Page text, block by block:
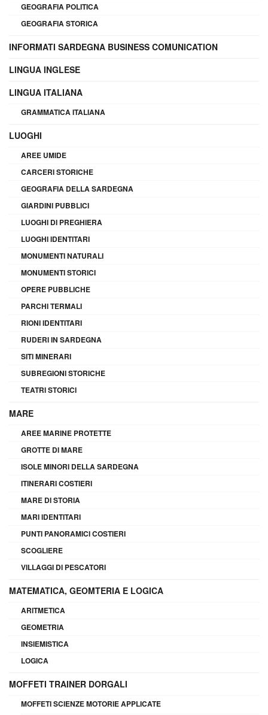
GEOGRAFIA POLITICA
GEOGRAFIA STORICA
INFORMATI SARDEGNA BUSINESS COMUNICATION
LINGUA INGLESE
LINGUA ITALIANA
GRAMMATICA ITALIANA
LUOGHI
AREE UMIDE
CARCERI STORICHE
GEOGRAFIA DELLA SARDEGNA
GIARDINI PUBBLICI
LUOGHI DI PREGHIERA
LUOGHI IDENTITARI
MONUMENTI NATURALI
MONUMENTI STORICI
OPERE PUBBLICHE
PARCHI TERMALI
RIONI IDENTITARI
RUDERI IN SARDEGNA
SITI MINERARI
SUBREGIONI STORICHE
TEATRI STORICI
MARE
AREE MARINE PROTETTE
GROTTE DI MARE
ISOLE MINORI DELLA SARDEGNA
ITINERARI COSTIERI
MARE DI STORIA
MARI IDENTITARI
PUNTI PANORAMICI COSTIERI
SCOGLIERE
VILLAGGI DI PESCATORI
MATEMATICA, GEOMTERIA E LOGICA
ARITMETICA
GEOMETRIA
INSIEMISTICA
LOGICA
MOFFETI TRAINER DORGALI
MOFFETI SCIENZE MOTORIE APPLICATE